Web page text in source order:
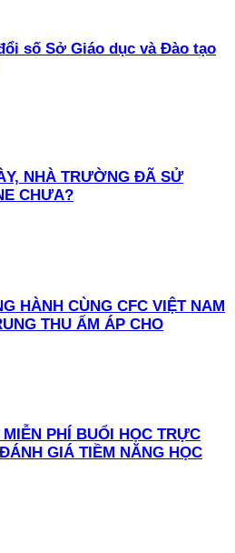
số Sở Giáo dục và Đào tạo
NHÀ TRƯỜNG ĐÃ SỬ
CHƯA?
HÀNH CÙNG CFC VIỆT NAM
THU ẤM ÁP CHO
PHÍ BUỔI HỌC TRỰC
GIÁ TIỀM NĂNG HỌC